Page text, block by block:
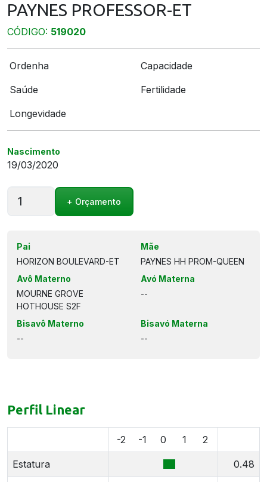
PAYNES PROFESSOR-ET
CÓDIGO: 519020
Ordenha
Capacidade
Saúde
Fertilidade
Longevidade
Nascimento
19/03/2020
PROFESSOR-
+ Orçamento
Pai
HORIZON BOULEVARD-ET
Mãe
PAYNES HH PROM-QUEEN
Avô Materno
MOURNE GROVE
HOTHOUSE S2F
Avó Materna
--
Bisavô Materno
--
Bisavó Materna
--
Perfil Linear
-2 -1 0 1 2
Estatura 0.48